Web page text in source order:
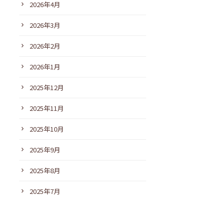
2026年4月
2026年3月
2026年2月
2026年1月
2025年12月
2025年11月
2025年10月
2025年9月
2025年8月
2025年7月